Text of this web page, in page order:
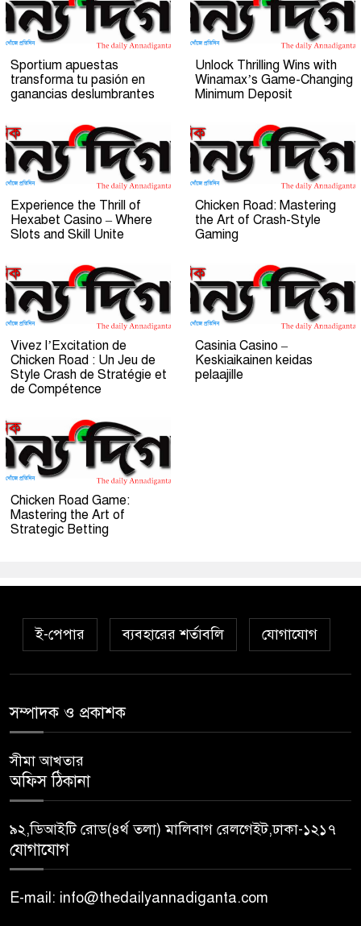
Sportium apuestas
transforma tu pasión en
ganancias deslumbrantes
Unlock Thrilling Wins with
Winamax’s Game-Changing
Minimum Deposit
Experience the Thrill of
Hexabet Casino – Where
Slots and Skill Unite
Chicken Road: Mastering
the Art of Crash-Style
Gaming
Vivez l’Excitation de
Chicken Road : Un Jeu de
Style Crash de Stratégie et
de Compétence
Casinia Casino –
Keskiaikainen keidas
pelaajille
Chicken Road Game:
Mastering the Art of
Strategic Betting
ই-পেপার ব্যবহারের শর্তাবলি যোগাযোগ
সম্পাদক ও প্রকাশক
সীমা আখতার
অফিস ঠিকানা
৯২,ডিআইটি রোড(৪র্থ তলা) মালিবাগ রেলগেইট,ঢাকা-১২১৭
যোগাযোগ
E-mail: info@thedailyannadiganta.com